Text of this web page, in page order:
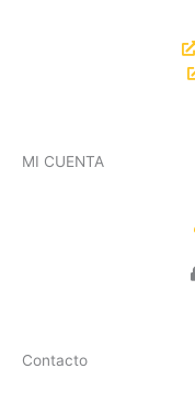
MI CUENTA
Contacto